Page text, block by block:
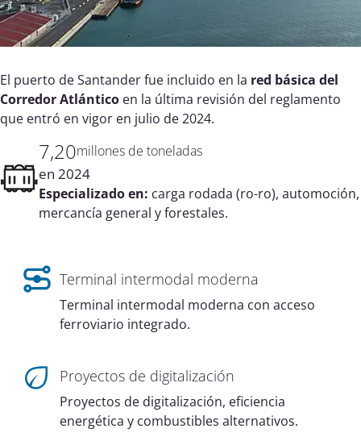
El puerto de Santander fue incluido en la red básica del
Corredor Atlántico en la última revisión del reglamento
que entró en vigor en julio de 2024.
7,20millones de toneladas
en 2024
Especializado en: carga rodada (ro-ro), automoción,
mercancía general y forestales.
Terminal intermodal moderna
Terminal intermodal moderna con acceso
ferroviario integrado.
Proyectos de digitalización
Proyectos de digitalización, eficiencia
energética y combustibles alternativos.